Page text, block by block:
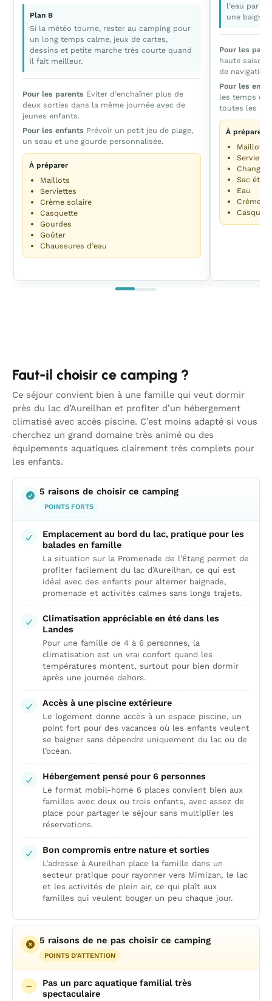
Plan B
Si la météo tourne, rester au camping pour
un long temps calme, jeux de cartes,
dessins et petite marche très courte quand
il fait meilleur.
Pour les parents Éviter d’enchaîner plus de
deux sorties dans la même journée avec de
jeunes enfants.
Pour les enfants Prévoir un petit jeu de plage,
un seau et une gourde personnalisée.
À préparer
Maillots
Serviettes
Crème solaire
Casquette
Gourdes
Goûter
Chaussures d’eau
l’eau par
une
Pour les
haute
de navigation
Pour les
les temps
toutes les 45
À préparer
Maillot
Serviette
Change
Sac
Eau
Crème
Faut-il choisir ce camping ?
Ce séjour convient bien à une famille qui veut dormir
près du lac d’Aureilhan et profiter d’un hébergement
climatisé avec accès piscine. C’est moins adapté si vous
cherchez un grand domaine très animé ou des
équipements aquatiques clairement très complets pour
les enfants.
5 raisons de choisir ce camping
POINTS FORTS
Emplacement au bord du lac, pratique pour les
balades en famille
La situation sur la Promenade de l’Étang permet de
profiter facilement du lac d’Aureilhan, ce qui est
idéal avec des enfants pour alterner baignade,
promenade et activités calmes sans longs trajets.
Climatisation appréciable en été dans les
Landes
Pour une famille de 4 à 6 personnes, la
climatisation est un vrai confort quand les
températures montent, surtout pour bien dormir
après une journée dehors.
Accès à une piscine extérieure
Le logement donne accès à un espace piscine, un
point fort pour des vacances où les enfants veulent
se baigner sans dépendre uniquement du lac ou de
l’océan.
Hébergement pensé pour 6 personnes
Le format mobil-home 6 places convient bien aux
familles avec deux ou trois enfants, avec assez de
place pour partager le séjour sans multiplier les
réservations.
Bon compromis entre nature et sorties
L’adresse à Aureilhan place la famille dans un
secteur pratique pour rayonner vers Mimizan, le lac
et les activités de plein air, ce qui plaît aux
familles qui veulent bouger un peu chaque jour.
5 raisons de ne pas choisir ce camping
POINTS D'ATTENTION
Pas un parc aquatique familial très
spectaculaire